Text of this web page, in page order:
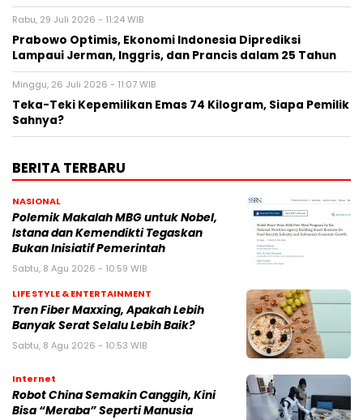
Rabu, 29 Juli 2026 - 11:24 WIB
Prabowo Optimis, Ekonomi Indonesia Diprediksi
Lampaui Jerman, Inggris, dan Prancis dalam 25 Tahun
Minggu, 26 Juli 2026 - 11:07 WIB
Teka-Teki Kepemilikan Emas 74 Kilogram, Siapa Pemilik
Sahnya?
BERITA TERBARU
NASIONAL
Polemik Makalah MBG untuk Nobel,
Istana dan Kemendikti Tegaskan
Bukan Inisiatif Pemerintah
Sabtu, 8 Agu 2026 - 10:59 WIB
LIFE STYLE & ENTERTAINMENT
Tren Fiber Maxxing, Apakah Lebih
Banyak Serat Selalu Lebih Baik?
Sabtu, 8 Agu 2026 - 10:53 WIB
Internet
Robot China Semakin Canggih, Kini
Bisa “Meraba” Seperti Manusia